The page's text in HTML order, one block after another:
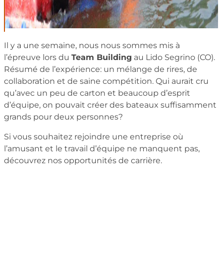
Il y a une semaine, nous nous sommes mis à
l’épreuve lors du Team Building au Lido Segrino (CO).
Résumé de l’expérience: un mélange de rires, de
collaboration et de saine compétition. Qui aurait cru
qu’avec un peu de carton et beaucoup d’esprit
d’équipe, on pouvait créer des bateaux suffisamment
grands pour deux personnes?
Si vous souhaitez rejoindre une entreprise où
l’amusant et le travail d’équipe ne manquent pas,
découvrez nos opportunités de carrière.